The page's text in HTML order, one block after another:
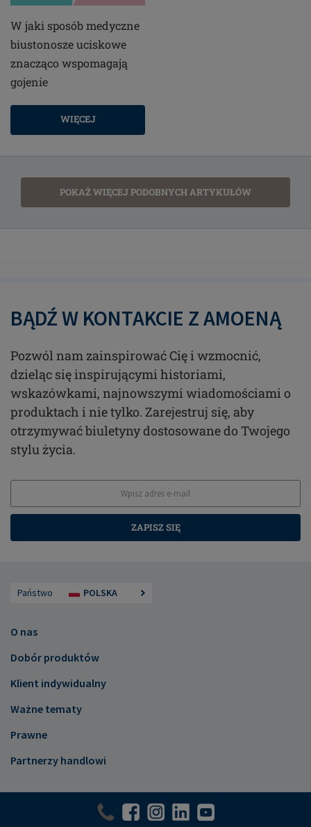
W jaki sposób medyczne
biustonosze uciskowe
znacząco wspomagają
gojenie
WIĘCEJ
POKAŻ WIĘCEJ PODOBNYCH ARTYKUŁÓW
BĄDŹ W KONTAKCIE Z AMOENĄ
Pozwól nam zainspirować Cię i wzmocnić,
dzieląc się inspirującymi historiami,
wskazówkami, najnowszymi wiadomościami o
produktach i nie tylko. Zarejestruj się, aby
otrzymywać biuletyny dostosowane do Twojego
stylu życia.
ZAPISZ SIĘ
Państwo POLSKA
O nas
Dobór produktów
Klient indywidualny
Ważne tematy
Prawne
Partnerzy handlowi